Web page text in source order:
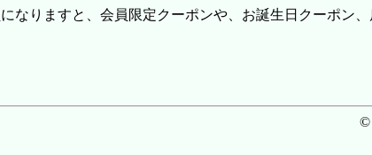
なりますと、会員限定クーポンや、お誕生日クーポン
©